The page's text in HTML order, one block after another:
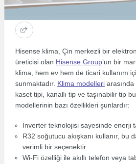
Hisense klima, Çin merkezli bir
üreticisi olan Hisense Group’un bir
klima, hem ev hem de ticari kullanım
sunmaktadır. Klima modelleri
kaset tipi, kanallı tip ve taşınabilir tip
modellerinin bazı özellikleri şunlardır:
İnverter teknolojisi sayesinde enerji
R32 soğutucu akışkanı kullanır, bu
verimli bir seçenektir.
Wi-Fi özelliği ile akıllı telefon veya